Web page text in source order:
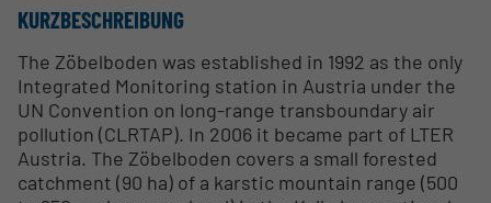
KURZBESCHREIBUNG
The Zöbelboden was established in 1992 as the only
Integrated Monitoring station in Austria under the
UN Convention on long-range transboundary air
pollution (CLRTAP). In 2006 it became part of LTER
Austria. The Zöbelboden covers a small forested
catchment (90 ha) of a karstic mountain range (500